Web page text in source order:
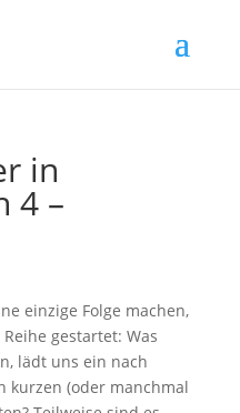
in
4 –
einzige Folge machen,
gestartet: Was
lädt uns ein nach
kurzen (oder manchmal